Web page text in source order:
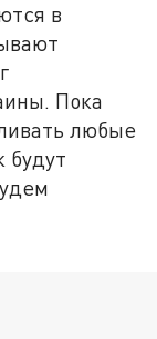
в
Пока
любые
будут